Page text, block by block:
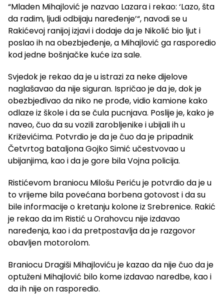
“Mladen Mihajlović je nazvao Lazara i rekao: ‘Lazo, šta
da radim, ljudi odbijaju naređenje’“, navodi se u
Rakićevoj ranijoj izjavi i dodaje da je Nikolić bio ljut i
poslao ih na obezbjeđenje, a Mihajlović ga rasporedio
kod jedne bošnjačke kuće iza sale.
Svjedok je rekao da je u istrazi za neke dijelove
naglašavao da nije siguran. Ispričao je da je, dok je
obezbjeđivao da niko ne prođe, vidio kamione kako
odlaze iz škole i da se čula pucnjava. Poslije je, kako je
naveo, čuo da su vozili zarobljenike i ubijali ih u
Križevićima. Potvrdio je da je čuo da je pripadnik
Četvrtog bataljona Gojko Simić učestvovao u
ubijanjima, kao i da je gore bila Vojna policija.
Ristićevom braniocu Milošu Periću je potvrdio da je u
to vrijeme bila povećana borbena gotovost i da su
bile informacije o kretanju kolone iz Srebrenice. Rakić
je rekao da im Ristić u Orahovcu nije izdavao
naređenja, kao i da pretpostavlja da je razgovor
obavljen motorolom.
Braniocu Dragiši Mihajloviću je kazao da nije čuo da je
optuženi Mihajlović bilo kome izdavao naredbe, kao i
da ih nije on rasporedio.